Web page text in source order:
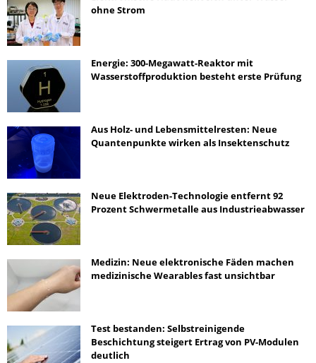
ohne Strom
Energie: 300-Megawatt-Reaktor mit
Wasserstoffproduktion besteht erste Prüfung
Aus Holz- und Lebensmittelresten: Neue
Quantenpunkte wirken als Insektenschutz
Neue Elektroden-Technologie entfernt 92
Prozent Schwermetalle aus Industrieabwasser
Medizin: Neue elektronische Fäden machen
medizinische Wearables fast unsichtbar
Test bestanden: Selbstreinigende
Beschichtung steigert Ertrag von PV-Modulen
deutlich